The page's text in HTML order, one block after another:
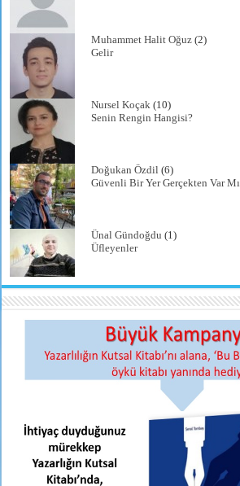
Muhammet Halit Oğuz (2)
Gelir
Nursel Koçak (10)
Senin Rengin Hangisi?
Doğukan Özdil (6)
Güvenli Bir Yer Gerçekten Var
Ünal Gündoğdu (1)
Üfleyenler